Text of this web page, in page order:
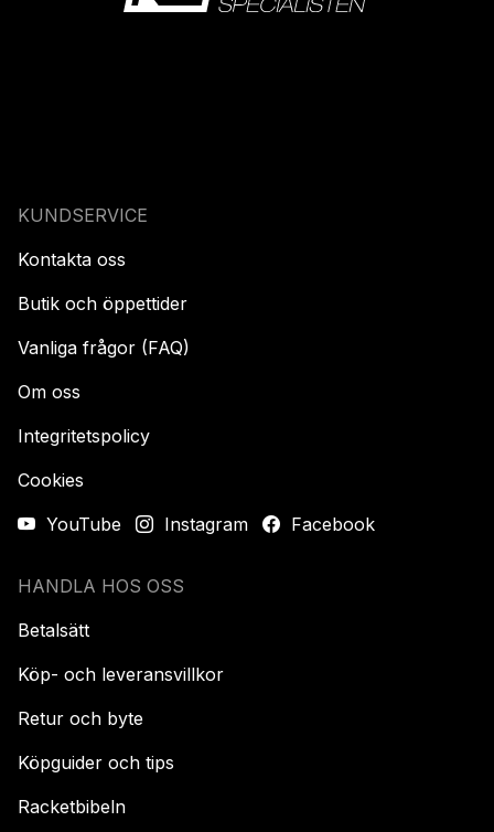
KUNDSERVICE
Kontakta oss
Butik och öppettider
Vanliga frågor (FAQ)
Om oss
Integritetspolicy
Cookies
YouTube
Instagram Facebook
HANDLA HOS OSS
Betalsätt
Köp- och leveransvillkor
Retur och byte
Köpguider och tips
Racketbibeln